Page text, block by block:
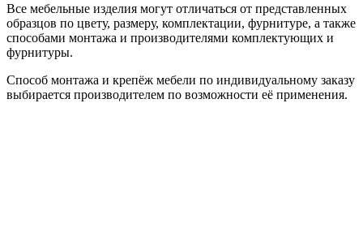
Все мебельные изделия могут отличаться от представленных
образцов по цвету, размеру, комплектации, фурнитуре, а также
способами монтажа и производителями комплектующих и
фурнитуры.
Способ монтажа и крепёж мебели по индивидуальному заказу
выбирается производителем по возможности её применения.